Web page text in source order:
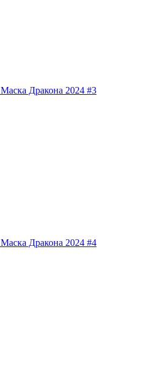
Маска Дракона 2024 #3
Маска Дракона 2024 #4